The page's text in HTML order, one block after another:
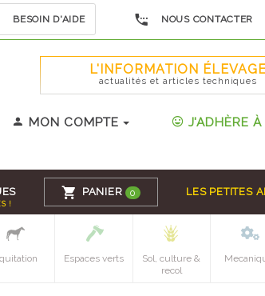
BESOIN D'AIDE
NOUS CONTACTER
L'INFORMATION
actualités et articles techniques
MON COMPTE J'ADHÈRE
!
PANIER 0 LES PETITES
Espaces verts
Sol, culture &
recol